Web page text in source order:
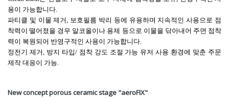
용이 가능합니다.
파티클 및 이물 제거, 보호필름 박리 등에 유용하며 지속적인 사용으로 점
착력이 떨어졌을 경우 알코올이나 용제 등으로 이물을 닦아내어 주면 점착
력이 복원되어 반영구적인 사용이 가능합니다.
정전기 제거, 방지 타입/ 점착 강도 조절 가능 유저 사용 환경에 맞춘 주문
제작 대응이 가능.
New concept porous ceramic stage "aeroFIX"